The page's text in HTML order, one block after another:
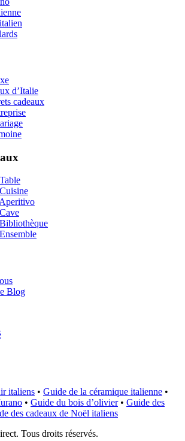
d’Italie
cadeaux
Blog
italiens • Guide de la céramique italienne •
• Guide du bois d’olivier • Guide des
des cadeaux de Noël italiens
Tous droits réservés.